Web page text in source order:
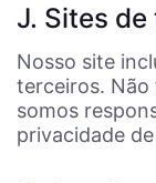
J. Sites
Nosso site
terceiros. Não
somos
privacidade